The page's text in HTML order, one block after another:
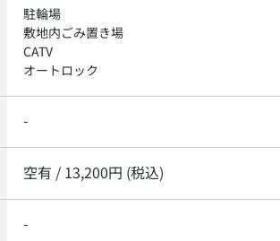
駐輪場
敷地内ごみ置き場
CATV
オートロック
-
空有 / 13,200円 (税込)
-